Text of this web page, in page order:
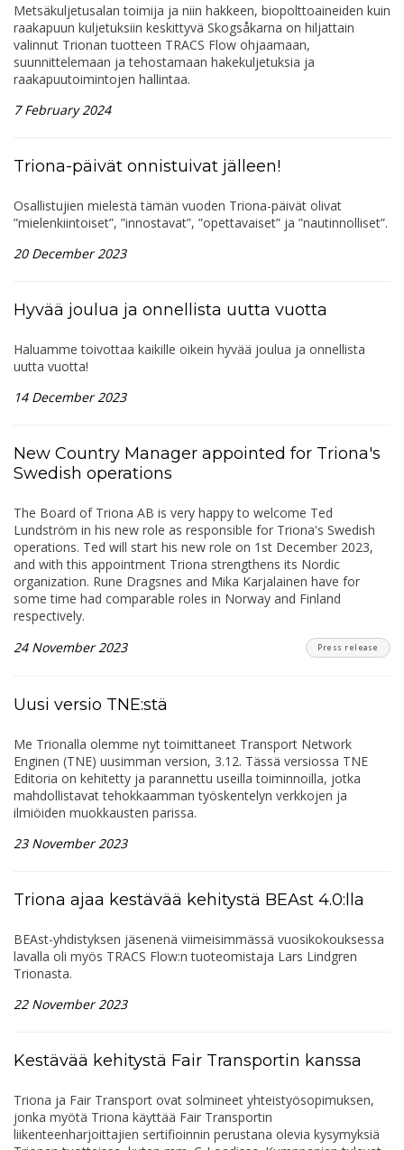
Metsäkuljetusalan toimija ja niin hakkeen, biopolttoaineiden kuin
raakapuun kuljetuksiin keskittyvä Skogsåkarna on hiljattain
valinnut Trionan tuotteen TRACS Flow ohjaamaan,
suunnittelemaan ja tehostamaan hakekuljetuksia ja
raakapuutoimintojen hallintaa.
7 February 2024
Triona-päivät onnistuivat jälleen!
Osallistujien mielestä tämän vuoden Triona-päivät olivat
”mielenkiintoiset”, ”innostavat”, ”opettavaiset” ja ”nautinnolliset”.
20 December 2023
Hyvää joulua ja onnellista uutta vuotta
Haluamme toivottaa kaikille oikein hyvää joulua ja onnellista
uutta vuotta!
14 December 2023
New Country Manager appointed for Triona's
Swedish operations
The Board of Triona AB is very happy to welcome Ted
Lundström in his new role as responsible for Triona's Swedish
operations. Ted will start his new role on 1st December 2023,
and with this appointment Triona strengthens its Nordic
organization. Rune Dragsnes and Mika Karjalainen have for
some time had comparable roles in Norway and Finland
respectively.
24 November 2023
Press release
Uusi versio TNE:stä
Me Trionalla olemme nyt toimittaneet Transport Network
Enginen (TNE) uusimman version, 3.12. Tässä versiossa TNE
Editoria on kehitetty ja parannettu useilla toiminnoilla, jotka
mahdollistavat tehokkaamman työskentelyn verkkojen ja
ilmiöiden muokkausten parissa.
23 November 2023
Triona ajaa kestävää kehitystä BEAst 4.0:lla
BEAst-yhdistyksen jäsenenä viimeisimmässä vuosikokouksessa
lavalla oli myös TRACS Flow:n tuoteomistaja Lars Lindgren
Trionasta.
22 November 2023
Kestävää kehitystä Fair Transportin kanssa
Triona ja Fair Transport ovat solmineet yhteistyösopimuksen,
jonka myötä Triona käyttää Fair Transportin
liikenteenharjoittajien sertifioinnin perustana olevia kysymyksiä